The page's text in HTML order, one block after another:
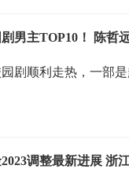
男主TOP10！ 陈哲
剧顺利走热，一部
调整最新进展 浙